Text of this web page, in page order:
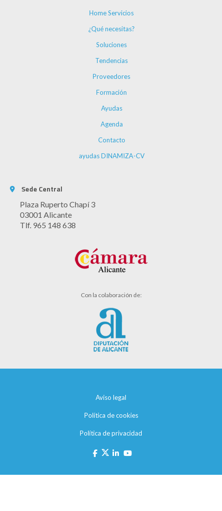
Home Servicios
¿Qué necesitas?
Soluciones
Tendencias
Proveedores
Formación
Ayudas
Agenda
Contacto
ayudas DINAMIZA-CV
Sede Central
Plaza Ruperto Chapí 3
03001 Alicante
Tlf. 965 148 638
Con la colaboración de:
Aviso legal
Política de cookies
Política de privacidad